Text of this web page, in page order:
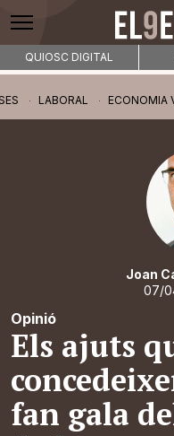
QUIOSC DIGITAL
LABORAL ECONOMIA
Joan
07/
Opinió
Els ajuts
fan gala